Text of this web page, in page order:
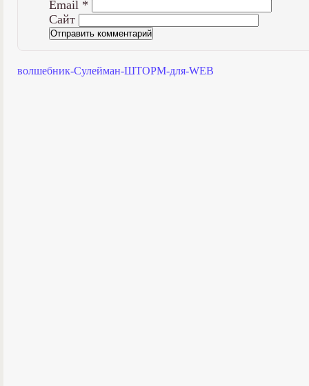
Email *
Сайт
волшебник-Сулейман-ШТОРМ-для-WEB